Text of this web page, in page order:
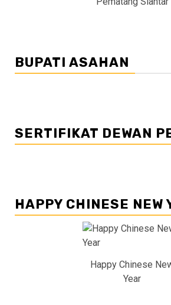
BUPATI ASAHAN
SERTIFIKAT DEWAN
HAPPY CHINESE NEW
Happy Chinese
Year